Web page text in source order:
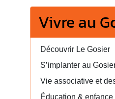
Vivre au
Découvrir Le Gosier
S’implanter au
Vie associative et
Éducation & enfance